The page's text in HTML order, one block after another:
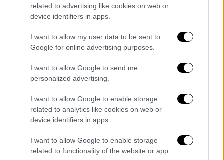
related to advertising like cookies on web or
device identifiers in apps.
I want to allow my user data to be sent to
Google for online advertising purposes.
I want to allow Google to send me
personalized advertising.
I want to allow Google to enable storage
related to analytics like cookies on web or
device identifiers in apps.
I want to allow Google to enable storage
related to functionality of the website or app.
Διαβάστε ακόμη
«Στέρεψε» η αγορά από πινακίδες
κυκλοφορίας: Χιλιάδες αυτοκίνητα